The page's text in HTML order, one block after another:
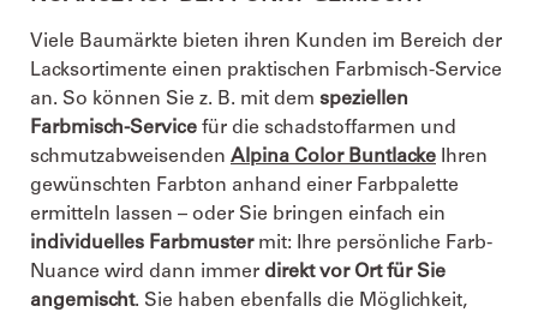
Viele Baumärkte bieten ihren Kunden im Bereich der
Lacksortimente einen praktischen Farbmisch-Service
an. So können Sie z. B. mit dem speziellen
Farbmisch-Service für die schadstoffarmen und
schmutzabweisenden Alpina Color Buntlacke Ihren
gewünschten Farbton anhand einer Farbpalette
ermitteln lassen – oder Sie bringen einfach ein
individuelles Farbmustermit: Ihre persönliche Farb-
Nuance wird dann immer direkt vor Ort für Sie
angemischt. Sie haben ebenfalls die Möglichkeit,